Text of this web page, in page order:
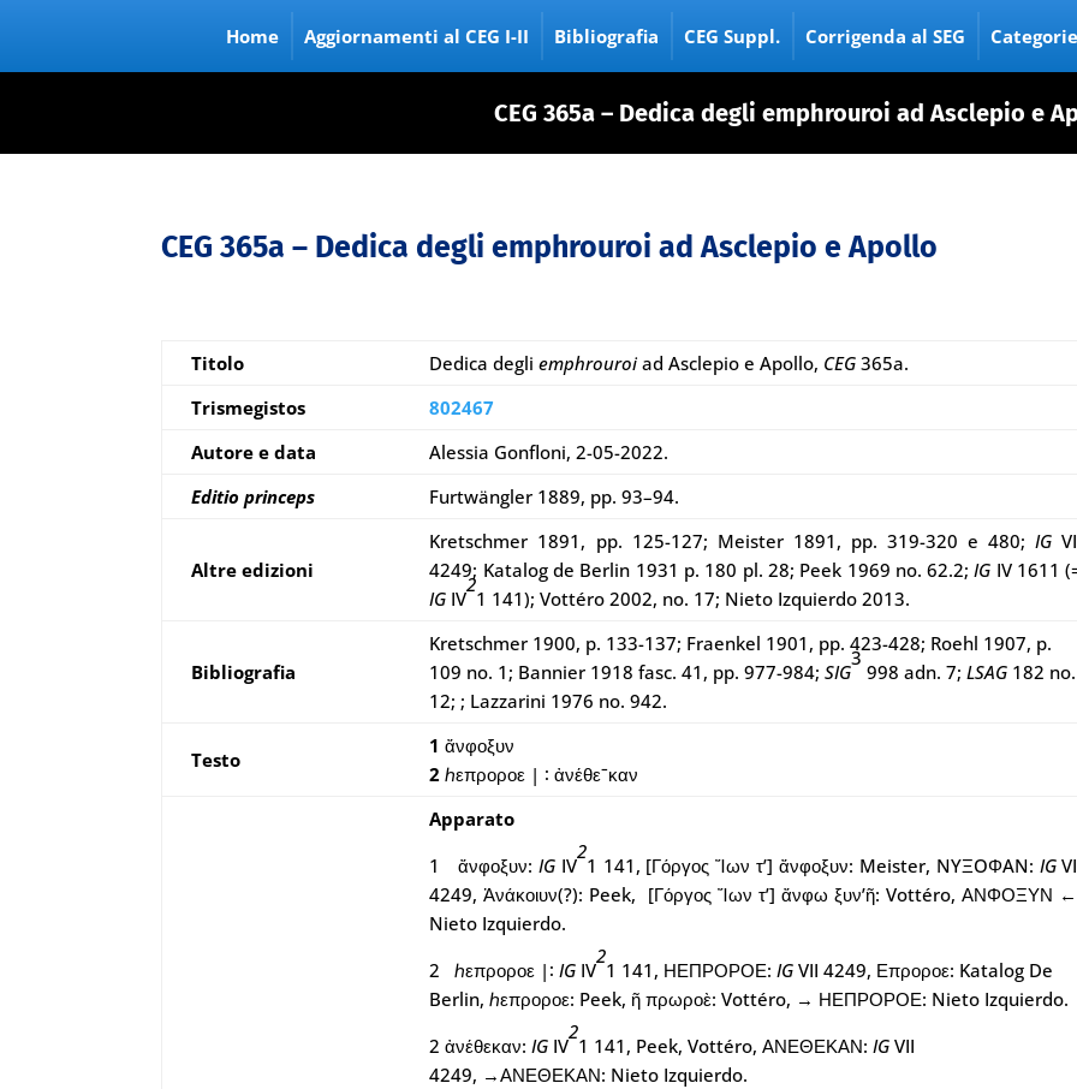
Home Aggiornamenti al CEG I-II Bibliografia CEG Suppl. Corrigenda al SEG Categorie
CEG 365a – Dedica degli emphrouroi ad Asclepio e
CEG 365a – Dedica degli emphrouroi ad Asclepio e Apollo
Titolo Dedica degliemphrouroi ad Asclepio e Apollo, CEG365a.
Trismegistos
802467
Autore e data
Alessia Gonfloni, 2-05-2022.
Editio princeps
Furtwängler 1889, pp. 93–94.
Altre edizioni
Kretschmer 1891, pp. 125-127; Meister 1891, pp. 319-320 e 480;IG
4249; Katalog de Berlin 1931 p. 180 pl. 28; Peek 1969 no. 62.2;IG IV 1611
IG IV
2
1 141); Vottéro 2002, no. 17; Nieto Izquierdo 2013.
Bibliografia
Kretschmer 1900, p. 133-137; Fraenkel 1901, pp. 423-428; Roehl 1907, p.
109 no. 1; Bannier 1918 fasc. 41, pp. 977-984; SIG
3
998 adn. 7;LSAG 182 no.
12; ; Lazzarini 1976 no. 942.
Testo
1ἄνφοξυν
2ℎεπροροε | ∶ ἀνέθεˉκαν
Apparato
1 ἄνφοξυν: IG IV
2
1 141, [Γόργος Ἴων τ’] ἄνφοξυν: Meister, NYΞOΦAN: IG
4249, Ἀνάκοιυν(?): Peek, [Γόργος Ἴων τ’]ἄνφω ξυν’ῆ: Vottéro,ΑΝΦΟΞΥΝ
Nieto Izquierdo.
2 ℎεπροροε |∶IG IV
2
1 141, ΗΕΠΡΟΡΟΕ:IG VII 4249, Επροροε: Katalog De
Berlin, ℎεπροροε: Peek, ῆ πρωροὲ: Vottéro, → ΗΕΠΡΟΡΟΕ: Nieto Izquierdo.
2 ἀνέθεκαν:IG IV
2
1 141, Peek, Vottéro, ΑΝΕΘΕΚΑΝ:IG VII
4249, →ΑΝΕΘΕΚΑΝ: Nieto Izquierdo.